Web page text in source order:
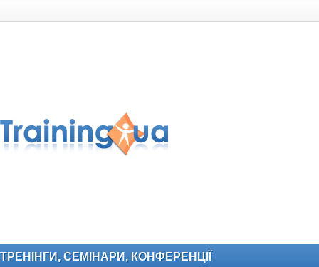
ТРЕНІНГИ, СЕМІНАРИ, КОНФЕРЕНЦІЇ